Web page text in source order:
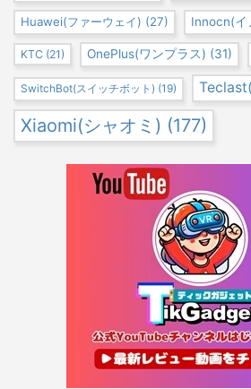
Huawei(ファーウェイ) (27) Innocn(イ
KTC (21) OnePlus(ワンプラス) (31)
SwitchBot(スイッチボット) (19)
Xiaomi(シャオミ) (177)